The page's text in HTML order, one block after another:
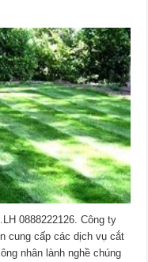
0888222126. Công ty
cung cấp các dịch vụ cắt
nhân lành nghề chúng